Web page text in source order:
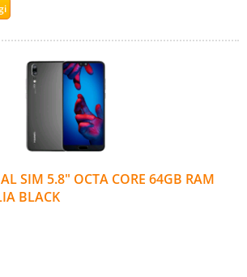
SIM 5.8" OCTA CORE 64GB RAM
BLACK